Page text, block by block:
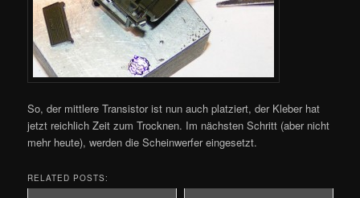
So, der mittlere Transistor ist nun auch platziert, der Kleber hat
jetzt reichlich Zeit zum Trocknen. Im nächsten Schritt (aber nicht
mehr heute), werden die Scheinwerfer eingesetzt.
RELATED POSTS: